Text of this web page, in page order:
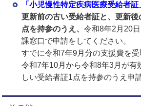
「小児慢性特定疾病医療受給者
更新前の古い受給者証と、更新
点を持参のうえ、令和8年2月20
課窓口で申請をしてください。
すでに令和7年9月分の支援費を受
令和7年10月から令和8年3月が有
しい受給者証1点を持参のうえ申